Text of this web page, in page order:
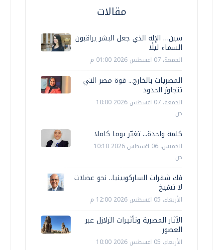
مقالات
سين… الإله الذي جعل البشر يراقبون
السماء ليلًا
الجمعة، 07 اغسطس 2026 01:00 م
المصريات بالخارج... قوة مصر التي
تتجاوز الحدود
الجمعة، 07 اغسطس 2026 10:00
ص
كلمة واحدة... تغيّر يوما كاملا
الخميس، 06 اغسطس 2026 10:10
ص
فك شفرات الساركوبينيا.. نحو عضلات
لا تشيخ
الأربعاء، 05 اغسطس 2026 12:00 م
الآثار المصرية وتأثيرات الزلازل عبر
العصور
الأربعاء، 05 اغسطس 2026 10:00